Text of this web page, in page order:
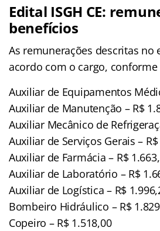
Edital ISGH CE:
benefícios
As remunerações descritas no
acordo com o cargo, conforme
Auxiliar de Equipamentos
Auxiliar de Manutenção – R$
Auxiliar Mecânico de
Auxiliar de Serviços Gerais –
Auxiliar de Farmácia – R$
Auxiliar de Laboratório – R$
Auxiliar de Logística – R$
Bombeiro Hidráulico – R$
Copeiro – R$ 1.518,00